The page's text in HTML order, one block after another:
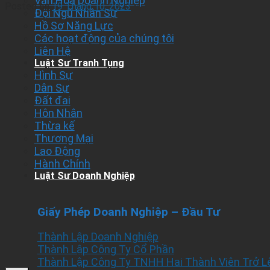
Đội Ngũ Nhân Sự
Hồ Sơ Năng Lực
Các hoạt động của chúng tôi
Liên Hệ
Luật Sư Tranh Tụng
Hình Sự
Dân Sự
Đất đai
Hôn Nhân
Thừa kế
Thương Mại
Lao Động
Hành Chính
Luật Sư Doanh Nghiệp
Giấy Phép Doanh Nghiệp – Đầu Tư
Thành Lập Doanh Nghiệp
Thành Lập Công Ty Cổ Phần
Thành Lập Công Ty TNHH Hai Thành Viên Trở
Posted on19 Tháng 10, 2023